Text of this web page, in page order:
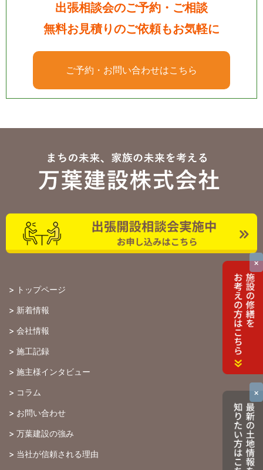
出張相談会のご予約・ご相談
無料お見積りのご依頼もお気軽に
ご予約・お問い合わせはこちら
> トップページ
> 新着情報
> 会社情報
> 施工記録
> 施主様インタビュー
> コラム
> お問い合わせ
> 万葉建設の強み
> 当社が信頼される理由
×
×